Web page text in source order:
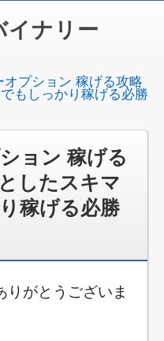
イナリー
オプション 稼げる攻略
もしっかり稼げる必勝
ョン 稼げる
したスキマ
稼げる必勝
りがとうございま